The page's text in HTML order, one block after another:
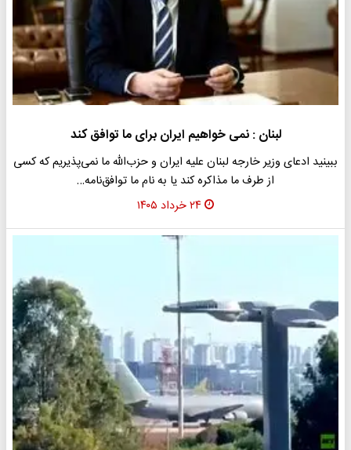
لبنان : نمی خواهیم ایران برای ما توافق کند
ببینید ادعای وزیر خارجه لبنان علیه ایران و حزب‌الله ما نمی‌پذیریم که کسی
از طرف ما مذاکره کند یا به نام ما توافق‌نامه…
۲۴ خرداد ۱۴۰۵